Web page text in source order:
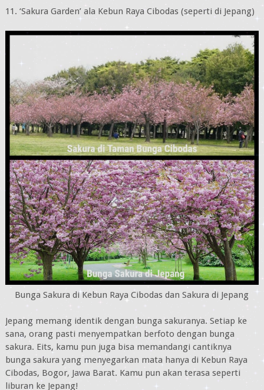
11. ‘Sakura Garden’ ala Kebun Raya Cibodas (seperti di Jepang)
Bunga Sakura di Kebun Raya Cibodas dan Sakura di Jepang
Jepang memang identik dengan bunga sakuranya. Setiap ke
sana, orang pasti menyempatkan berfoto dengan bunga
sakura. Eits, kamu pun juga bisa memandangi cantiknya
bunga sakura yang menyegarkan mata hanya di Kebun Raya
Cibodas, Bogor, Jawa Barat. Kamu pun akan terasa seperti
liburan ke Jepang!